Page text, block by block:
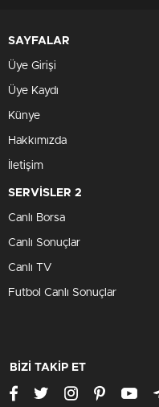
SAYFALAR
Üye Girişi
Üye Kaydı
Künye
Hakkımızda
İletişim
SERVİSLER 2
Canlı Borsa
Canlı Sonuçlar
Canlı TV
Futbol Canlı Sonuçlar
BİZİ TAKİP ET